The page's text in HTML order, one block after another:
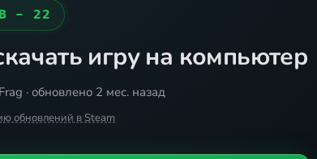
- 22
игру на компьютер
· обновлено 2 мес. назад
обновлений в Steam